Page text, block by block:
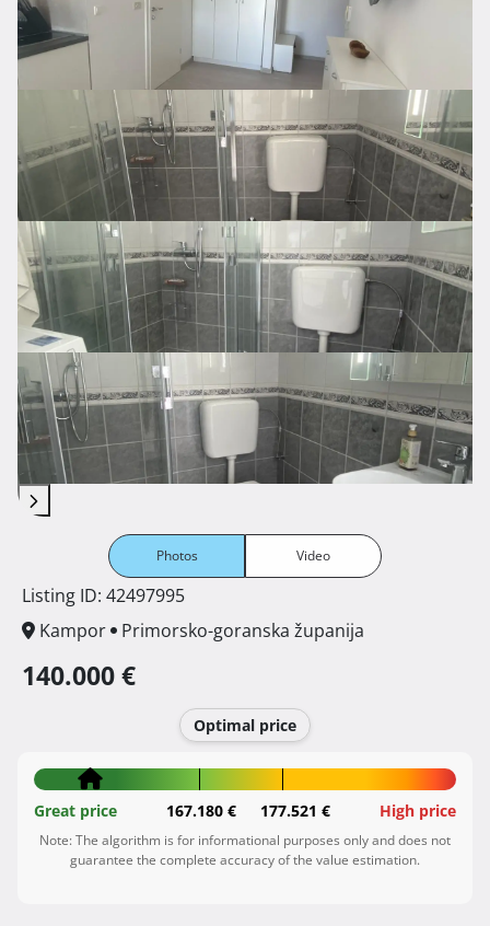
Photos Video
Listing ID: 42497995
Kampor
Primorsko-goranska županija
140.000 €
Optimal price
Great price 167.180 € 177.521 € High price
Note: The algorithm is for informational purposes only and does not
guarantee the complete accuracy of the value estimation.